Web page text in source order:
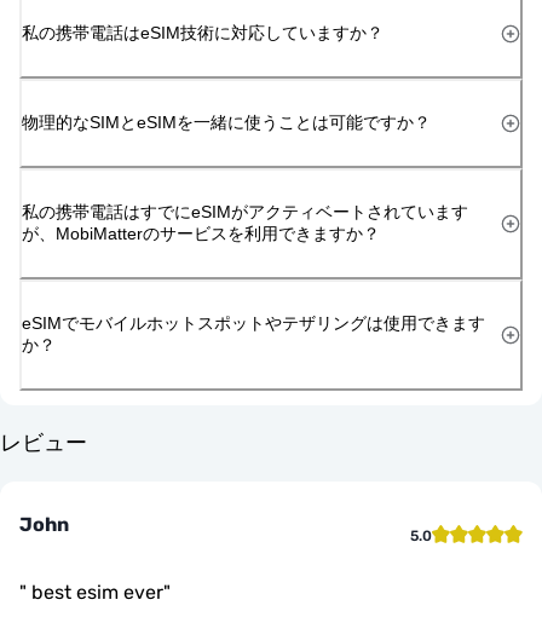
私の携帯電話はeSIM技術に対応していますか？
物理的なSIMとeSIMを一緒に使うことは可能ですか？
私の携帯電話はすでにeSIMがアクティベートされています
が、MobiMatterのサービスを利用できますか？
eSIMでモバイルホットスポットやテザリングは使用できます
か？
レビュー
John 5.0
" best esim ever"